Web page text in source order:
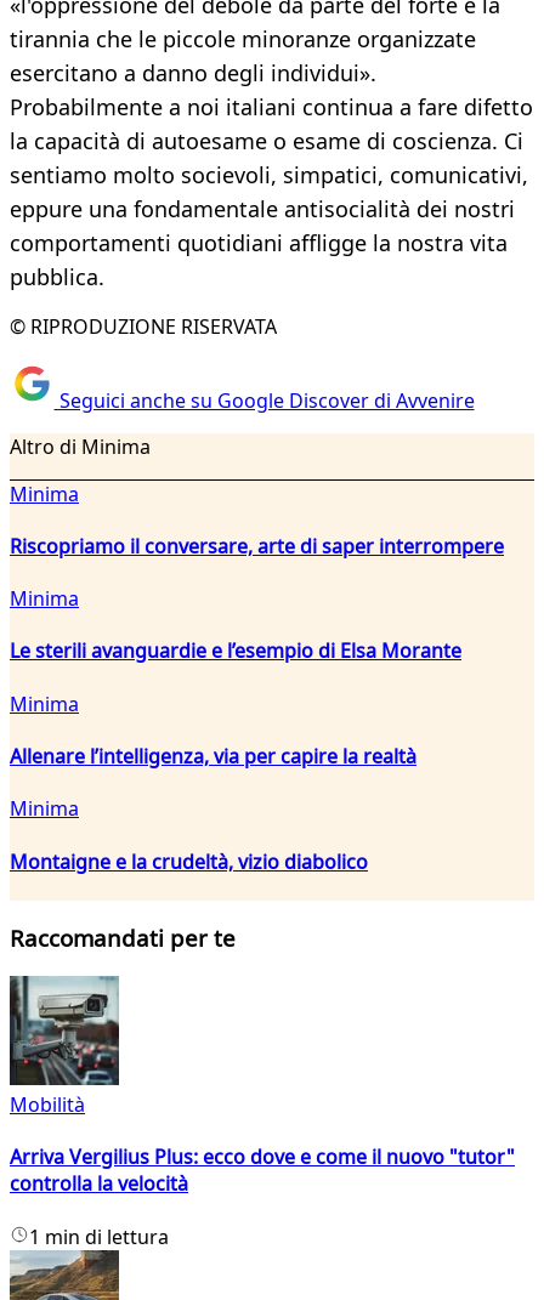
tirannia che le piccole minoranze organizzate
esercitano a danno degli individui».
Probabilmente a noi italiani continua a fare difetto
la capacità di autoesame o esame di coscienza. Ci
sentiamo molto socievoli, simpatici, comunicativi,
eppure una fondamentale antisocialità dei nostri
comportamenti quotidiani affligge la nostra vita
pubblica.
© RIPRODUZIONE RISERVATA
Seguici anche su Google Discover di Avvenire
Altro di Minima
Minima
Riscopriamo il conversare, arte di saper interrompere
Minima
Le sterili avanguardie e l’esempio di Elsa Morante
Minima
Allenare l’intelligenza, via per capire la realtà
Minima
Montaigne e la crudeltà, vizio diabolico
Raccomandati per te
Mobilità
Arriva Vergilius Plus: ecco dove e come il nuovo "tutor"
controlla la velocità
1 min di lettura